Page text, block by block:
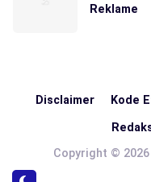
Reklame
Disclaimer Kode
Copyright © 2026